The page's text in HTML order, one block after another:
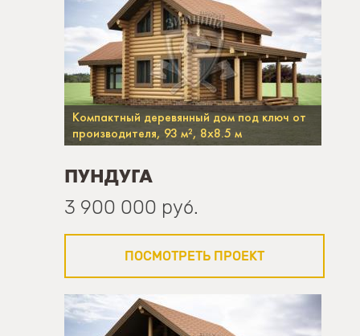
Компактный деревянный дом под ключ от
производителя, 93 м², 8х8.5 м
ПУНДУГА
3 900 000 руб.
ПОСМОТРЕТЬ ПРОЕКТ